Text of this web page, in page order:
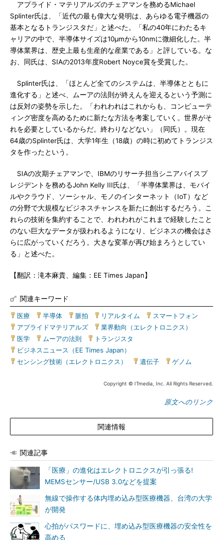
アプライド・マテリアルズのチェアマンを務めるMichael
Splinter氏は、「近代の最も偉大な発明は、あらゆる電子機器の
基本となるトランジスタだ」と述べた。「私の40年にわたるキ
ャリアの中で、半導体サイズは10μmから10nmに微細化した。半
導体業界は、歴史上最も生産的な産業である」と評している。な
お、同氏は、SIAの2013年度Robert Noyce賞を受賞した。
Splinter氏は、「ほとんど全てのシステムは、半導体とともに
進化する」と述べ、ムーアの法則が終えんを迎えるという予測に
は反対の姿勢を示した。「われわれはこれからも、コンピューテ
ィング密度を高めるために新たな方法を考案していく。世界がそ
れを必要としているからだ。終わりなどない」（同氏）。現在
64歳のSplinter氏は、大学1年生（18歳）の時に初めてトランジス
タを作ったという。
SIAの次期チェアマンで、IBMのリサーチ担当シニアバイスプ
レジデントを務めるJohn Kelly III氏は、「半導体業界は、モバイ
ルやクラウド、ソーシャル、モノのインターネット（IoT）など
の分野で大規模なビジネスチャンスを新たに創出するだろう。こ
れらの技術を集約することで、われわれがこれまで経験したこと
のない巨大なデータが扱われるようになり、ビジネスの機会はさ
らに広がっていくだろう。大きな変革が再び始まろうとしてい
る」と述べた。
【翻訳：滝本麻貴、編集：EE Times Japan】
関連キーワード
医療 半導体 脈拍 リアルタイム スマートフォン
アプライドマテリアルズ
業界動向（エレクトロニクス）
医学
ムーアの法則 トランジスタ
ビジネスニュース（EE Times Japan）
センシング技術（エレクトロニクス）
遺伝子 ゲノム
Copyright © ITmedia, Inc. All Rights Reserved.
原文へのリンク
関連情報
関連記事
「医療」の進化はエレクトロニクスが引っ張る!
MEMSセンサー/USB 3.0などを提案
無線で操作する体内埋め込み型医療機器、台湾の大学
が開発
心拍がパスワードに、埋め込み型医療機器の安全性を
高める